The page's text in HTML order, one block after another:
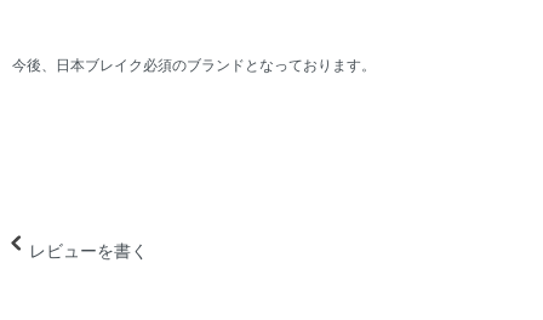
今後、日本ブレイク必須のブランドとなっております。
レビューを書く